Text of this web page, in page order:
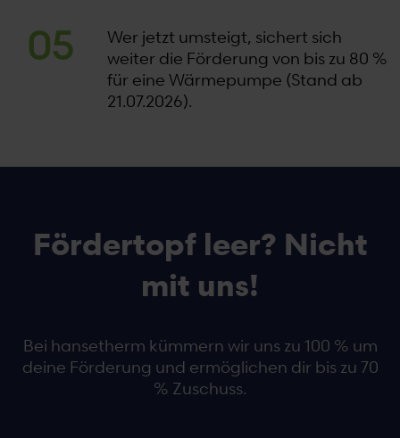
Wer jetzt umsteigt, sichert sich
weiter die Förderung von bis zu 80 %
für eine Wärmepumpe (Stand ab
21.07.2026).
Fördertopf leer? Nicht
mit uns!
Bei hansetherm kümmern wir uns zu 100 % um
deine Förderung und ermöglichen dir bis zu 70
% Zuschuss.